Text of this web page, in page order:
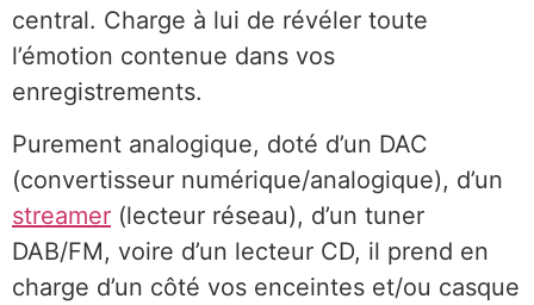
central. Charge à lui de révéler toute
l’émotion contenue dans vos
enregistrements.
Purement analogique, doté d’un DAC
(convertisseur numérique/analogique), d’un
streamer (lecteur réseau), d’un tuner
DAB/FM, voire d’un lecteur CD, il prend en
charge d’un côté vos enceintes et/ou casque